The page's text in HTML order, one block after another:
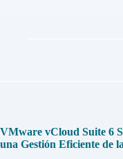
VMware vCloud Suite 6
una Gestión Eficiente de